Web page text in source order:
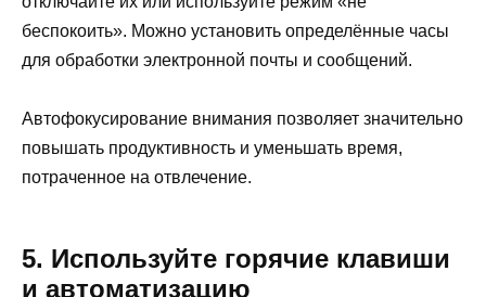
беспокоить». Можно установить определённые часы
для обработки электронной почты и сообщений.
Автофокусирование внимания позволяет значительно
повышать продуктивность и уменьшать время,
потраченное на отвлечение.
5. Используйте горячие клавиши
и автоматизацию